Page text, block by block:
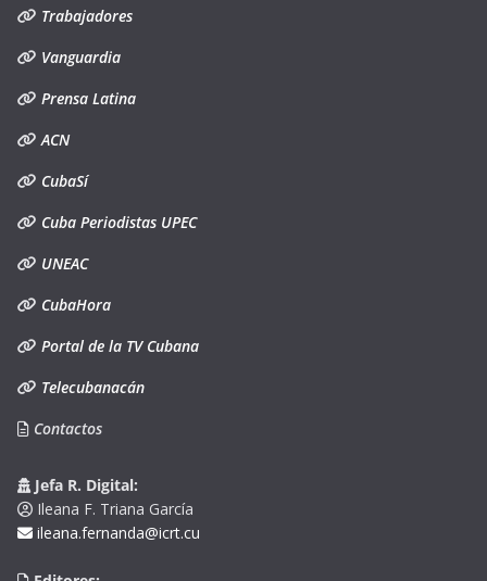
Trabajadores
Vanguardia
Prensa Latina
ACN
CubaSí
Cuba Periodistas UPEC
UNEAC
CubaHora
Portal de la TV Cubana
Telecubanacán
Contactos
Jefa R. Digital:
Ileana F. Triana García
ileana.fernanda@icrt.cu